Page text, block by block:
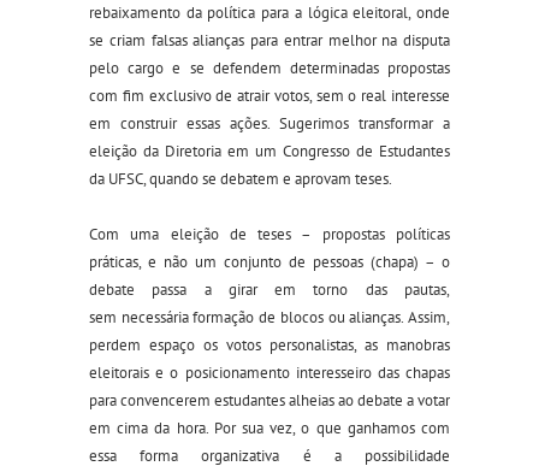
rebaixamento da política para a lógica eleitoral, onde
se criam falsas alianças para entrar melhor na disputa
pelo cargo e se defendem determinadas propostas
com fim exclusivo de atrair votos, semo real interesse
em construir essas ações. Sugerimos transformar a
eleição da Diretoria em um Congresso de Estudantes
da UFSC, quandose debatem e aprovam teses.
Com uma eleição de teses –
propostas políticas
práticas, e não um conjunto de pessoas (chapa) – o
debate passa a girar em torno das pautas,
sem necessáriaformação de blocos ou alianças. Assim,
perdem espaço os votos personalistas, as manobras
eleitorais e o posicionamento interesseiro das chapas
para convencerem estudantes alheias ao debate a votar
em cima da hora. Por sua vez, o que ganhamos com
essaforma organizativa é a possibilidade